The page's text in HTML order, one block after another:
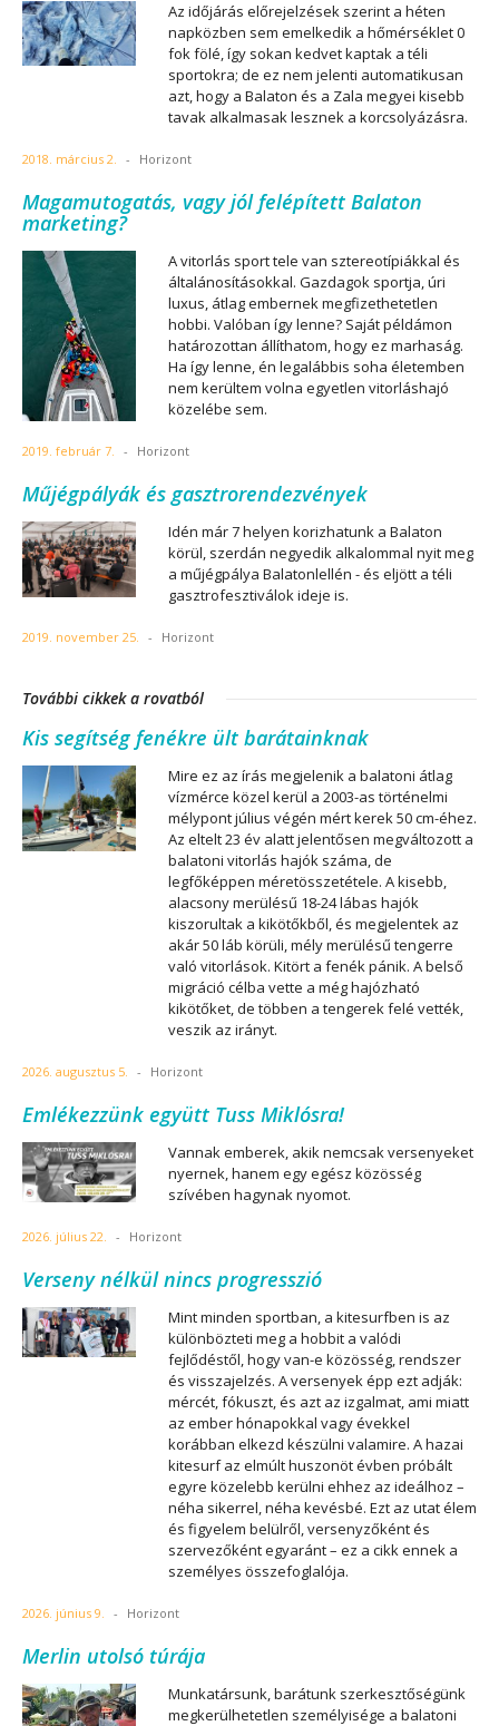
Az időjárás előrejelzések szerint a héten
napközben sem emelkedik a hőmérséklet 0
fok fölé, így sokan kedvet kaptak a téli
sportokra; de ez nem jelenti automatikusan
azt, hogy a Balaton és a Zala megyei kisebb
tavak alkalmasak lesznek a korcsolyázásra.
2018. március 2. - Horizont
Magamutogatás, vagy jól felépített Balaton
marketing?
A vitorlás sport tele van sztereotípiákkal és
általánosításokkal. Gazdagok sportja, úri
luxus, átlag embernek megfizethetetlen
hobbi. Valóban így lenne? Saját példámon
határozottan állíthatom, hogy ez marhaság.
Ha így lenne, én legalábbis soha életemben
nem kerültem volna egyetlen vitorláshajó
közelébe sem.
2019. február 7. - Horizont
Műjégpályák és gasztrorendezvények
Idén már 7 helyen korizhatunk a Balaton
körül, szerdán negyedik alkalommal nyit meg
a műjégpálya Balatonlellén - és eljött a téli
gasztrofesztiválok ideje is.
2019. november 25. - Horizont
További cikkek a rovatból
Kis segítség fenékre ült barátainknak
Mire ez az írás megjelenik a balatoni átlag
vízmérce közel kerül a 2003-as történelmi
mélypont július végén mért kerek 50 cm-éhez.
Az eltelt 23 év alatt jelentősen megváltozott a
balatoni vitorlás hajók száma, de
legfőképpen méretösszetétele. A kisebb,
alacsony merülésű 18-24 lábas hajók
kiszorultak a kikötőkből, és megjelentek az
akár 50 láb körüli, mély merülésű tengerre
való vitorlások. Kitört a fenék pánik. A belső
migráció célba vette a még hajózható
kikötőket, de többen a tengerek felé vették,
veszik az irányt.
2026. augusztus 5. - Horizont
Emlékezzünk együtt Tuss Miklósra!
Vannak emberek, akik nemcsak versenyeket
nyernek, hanem egy egész közösség
szívében hagynak nyomot.
2026. július 22. - Horizont
Verseny nélkül nincs progresszió
Mint minden sportban, a kitesurfben is az
különbözteti meg a hobbit a valódi
fejlődéstől, hogy van-e közösség, rendszer
és visszajelzés. A versenyek épp ezt adják:
mércét, fókuszt, és azt az izgalmat, ami miatt
az ember hónapokkal vagy évekkel
korábban elkezd készülni valamire. A hazai
kitesurf az elmúlt huszonöt évben próbált
egyre közelebb kerülni ehhez az ideálhoz –
néha sikerrel, néha kevésbé. Ezt az utat élem
és figyelem belülről, versenyzőként és
szervezőként egyaránt – ez a cikk ennek a
személyes összefoglalója.
2026. június 9. - Horizont
Merlin utolsó túrája
Munkatársunk, barátunk szerkesztőségünk
megkerülhetetlen személyisége a balatoni